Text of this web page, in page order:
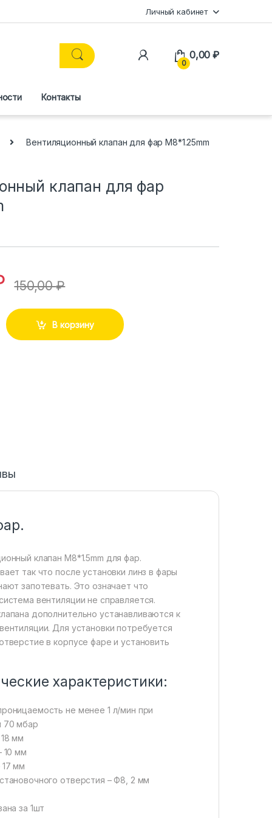
Личный кабинет
0
0,00₽
Контакты
Вентиляционный клапан для фар М8*1.25mm
клапан для фар
150,00₽
В корзину
клапан М8*1.5mm для фар.
так что после установки линз в фары
запотевать. Это означает что
вентиляции не справляется.
дополнительно устанавливаются к
Для установки потребуется
в корпусе фаре и установить
характеристики:
не менее 1 л/мин при
70 мбар
мм
10 мм
мм
отверстия – Ф8, 2 мм
за 1шт